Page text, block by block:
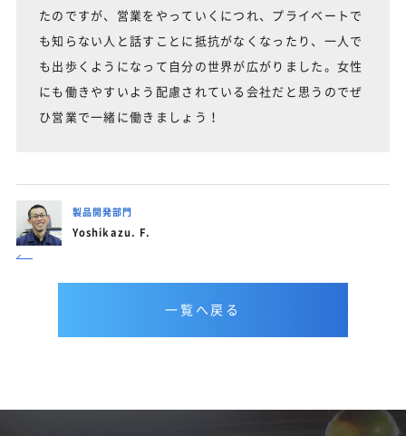
たのですが、営業をやっていくにつれ、プライベートで
も知らない人と話すことに抵抗がなくなったり、一人で
も出歩くようになって自分の世界が広がりました。女性
にも働きやすいよう配慮されている会社だと思うのでぜ
ひ営業で一緒に働きましょう！
製品開発部門
Yoshikazu. F.
一覧へ戻る